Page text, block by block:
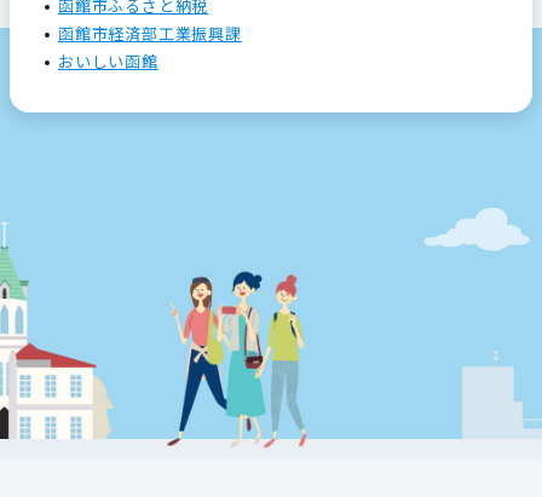
函館市ふるさと納税
函館市経済部工業振興課
おいしい函館